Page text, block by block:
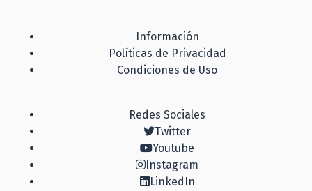
Información
Políticas de Privacidad
Condiciones de Uso
Redes Sociales
Twitter
Youtube
Instagram
LinkedIn